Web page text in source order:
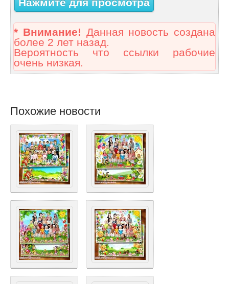
* Внимание! Данная новость создана
более 2 лет назад.
Вероятность что ссылки рабочие
очень низкая.
Похожие новости